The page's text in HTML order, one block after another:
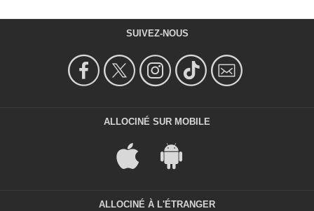
SUIVEZ-NOUS
ALLOCINÉ SUR MOBILE
ALLOCINÉ À L'ÉTRANGER